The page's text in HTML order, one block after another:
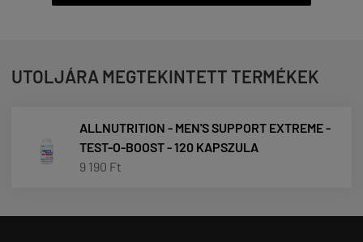
UTOLJÁRA MEGTEKINTETT TERMÉKEK
ALLNUTRITION - MEN'S SUPPORT EXTREME -
TEST-O-BOOST - 120 KAPSZULA
9 190 Ft